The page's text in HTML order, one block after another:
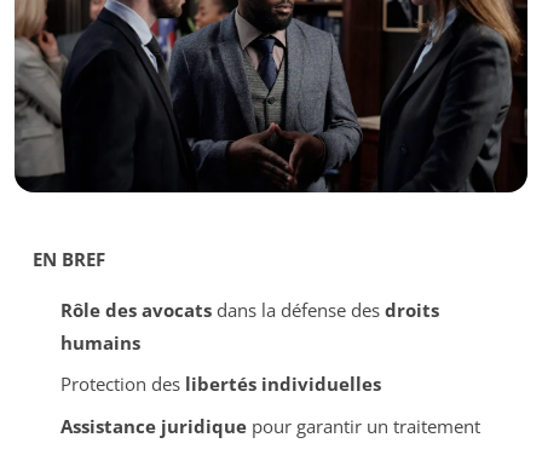
EN BREF
Rôle des avocatsdans la défense des droits
humains
Protection des libertés individuelles
Assistance juridiquepour garantir un traitement